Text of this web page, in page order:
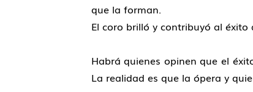
que la forman.
El coro brilló y contribuyó al
Habrá quienes opinen que el
La realidad es que la ópera y